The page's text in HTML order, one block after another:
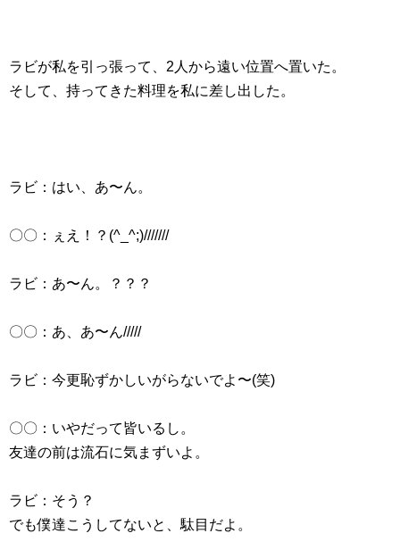
ラビが私を引っ張って、2人から遠い位置へ置いた。
そして、持ってきた料理を私に差し出した。
ラビ：はい、あ〜ん。
〇〇：ぇえ！？(^_^;)///////
ラビ：あ〜ん。？？？
〇〇：あ、あ〜ん/////
ラビ：今更恥ずかしいがらないでよ〜(笑)
〇〇：いやだって皆いるし。
友達の前は流石に気まずいよ。
ラビ：そう？
でも僕達こうしてないと、駄目だよ。